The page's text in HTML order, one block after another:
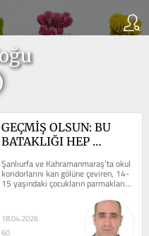
GEÇMİŞ OLSUN: BU
BATAKLIĞI HEP
Şanlıurfa ve Kahramanmaraş’ta okul
koridorlarını kan gölüne çeviren, 14-
15 yaşındaki çocukların parmaklarını
tetiğe götüren o...
18.04.2026
60